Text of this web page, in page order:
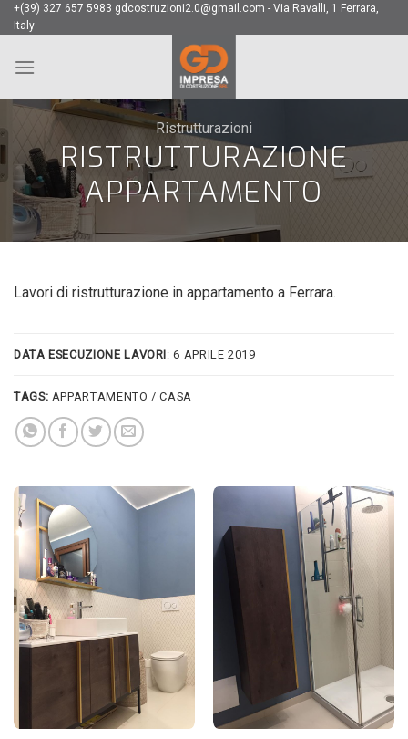
Skip
to
+(39) 327 657 5983 gdcostruzioni2.0@gmail.com - Via Ravalli, 1 Ferrara,
Italy
Ristrutturazioni
RISTRUTTURAZIONE
APPARTAMENTO
Lavori di ristrutturazione in appartamento a Ferrara.
DATA ESECUZIONE LAVORI: 6 APRILE 2019
TAGS: APPARTAMENTO / CASA